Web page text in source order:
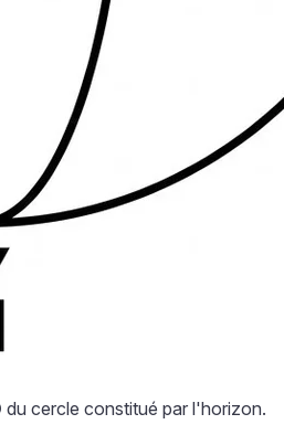
du cercle constitué par l'horizon.